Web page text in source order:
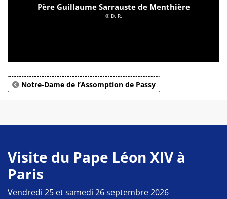
Père Guillaume Sarrauste de Menthière
© D. R.
Notre-Dame de l’Assomption de Passy
Visite du Pape Léon XIV à
Paris
Vendredi 25 et samedi 26 septembre 2026